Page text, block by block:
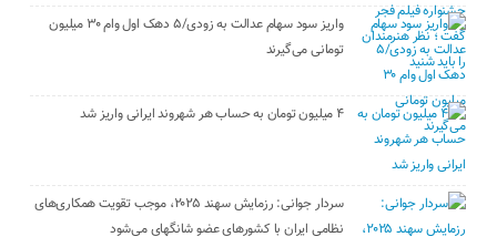
واریز سود سهام عدالت به زودی/۵ دهک اول وام ۳۰ میلیون
تومانی می‌گیرند
۴ میلیون تومان به حساب هر شهروند ایرانی واریز شد
سردار جوانی: رزمایش سهند ۲۰۲۵، موجب تقویت همکاری‌های
نظامی ایران با کشور‌های عضو شانگهای می‌شود